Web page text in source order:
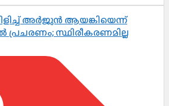
അർജുൻ ആയങ്കിയെന്ന്
സ്ഥിരീകരണമില്ല